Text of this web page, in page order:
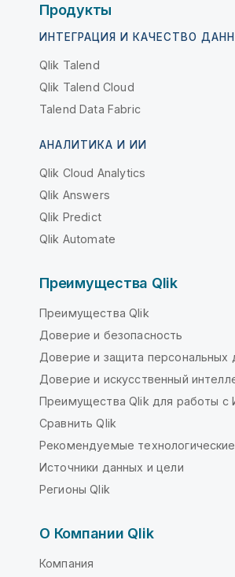
Продукты
ИНТЕГРАЦИЯ И КАЧЕСТВО
Qlik Talend
Qlik Talend Cloud
Talend Data Fabric
АНАЛИТИКА И ИИ
Qlik Cloud Analytics
Qlik Answers
Qlik Predict
Qlik Automate
Преимущества Qlik
Преимущества Qlik
Доверие и безопасность
Доверие и защита персональных
Доверие и искусственный
Преимущества Qlik для работы с
Сравнить Qlik
Рекомендуемые
Источники данных и цели
Регионы Qlik
О Компании Qlik
Компания